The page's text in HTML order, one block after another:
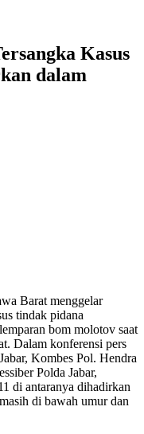
Kasus
dalam
Barat menggelar
tindak pidana
bom molotov saat
Dalam konferensi pers
Kombes Pol. Hendra
Polda Jabar,
di antaranya dihadirkan
di bawah umur dan